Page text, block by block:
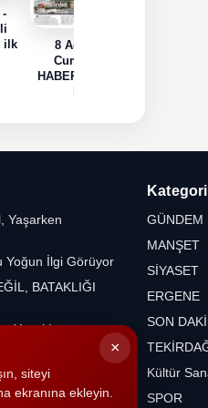
-
ilk
8 Ağustos 2026 -
Cumartesi tarihli
HABER TRAK gazetesi
Yaşarken
Yoğun İlgi Görüyor
BATAKLIĞI
Yasak!
GÜNDEM
MANŞET
SİYASET
ERGENE
SON
Kültür
SPOR
×
siteyi
ekranına ekleyin.